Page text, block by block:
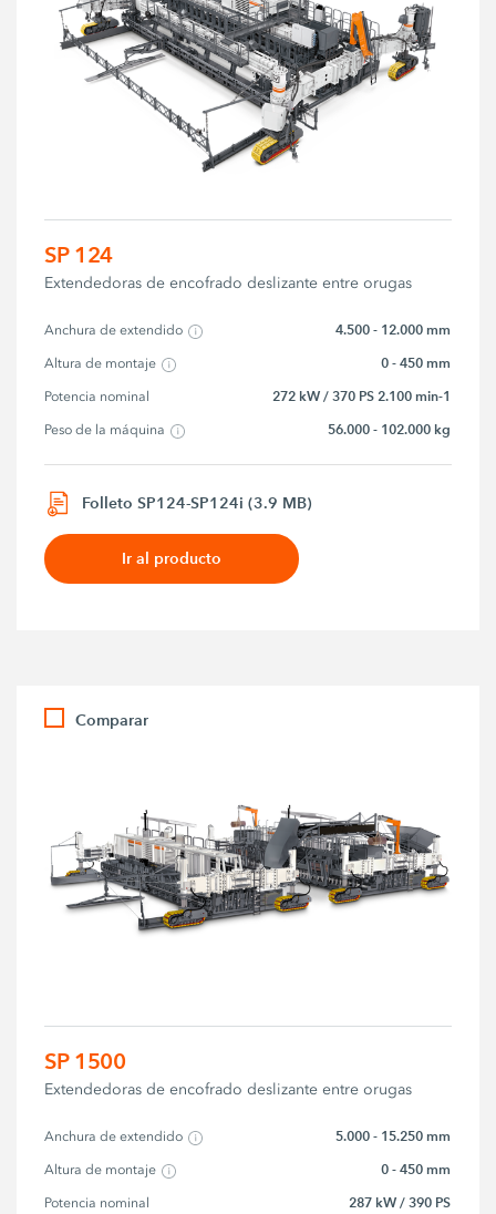
SP 124
Extendedoras de encofrado deslizante entre orugas
Anchura de extendido 4.500 - 12.000 mm
Altura de montaje 0 - 450 mm
Potencia nominal 272 kW / 370 PS 2.100 min-1
Peso de la máquina 56.000 - 102.000 kg
Folleto SP124-SP124i (3.9 MB)
Ir al producto
Comparar
SP 1500
Extendedoras de encofrado deslizante entre orugas
Anchura de extendido 5.000 - 15.250 mm
Altura de montaje 0 - 450 mm
Potencia nominal 287 kW / 390 PS